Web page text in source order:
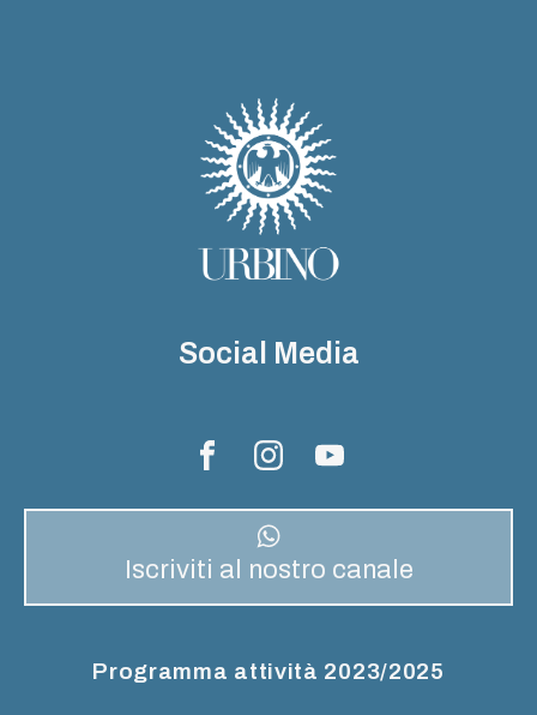
Social Media
Iscriviti al nostro canale
Programma attività 2023/2025